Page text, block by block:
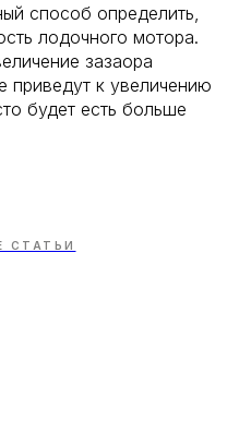
способ определить,
лодочного мотора.
зазаора
приведут к увеличению
будет есть больше
СТАТЬИ